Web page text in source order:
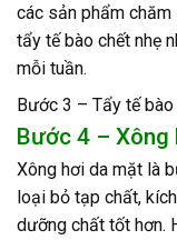
các sản phẩm
tẩy tế bào chết nhẹ
mỗi tuần.
Bước 3 – Tẩy tế
Bước 4 – Xông
Xông hơi da mặt là
loại bỏ tạp chất,
dưỡng chất tốt hơn.